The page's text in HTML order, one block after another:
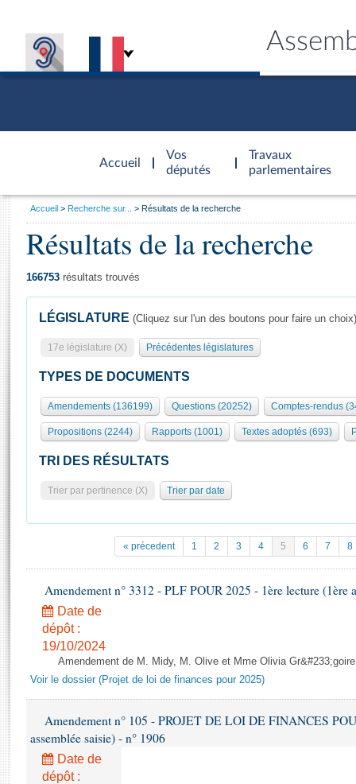
Accueil
d'accueil
Vos
députés
Travaux
parlementaires
Présidence
577 députés
Groupes politiques
Séance publique
Commissions et autres organes
Europe et International
Pétitions
Projets de loi
Propositions de loi
Amendements
Textes adoptés
Rapports d'enquête
Rapports législatifs
Rapports sur l'application des lois
Baromètre de l’application des lois
Général
Rôle et pouvoirs de l'Assemblée
Organisation de l'Assemblée
Présidence Conférence des Présidents Bureau Collège des
Statistiques et chiffres clés
Documents de référence
( Constitution | Règlement de l'Assemblée ... )
Histoire
Juniors
Anciennes législatures
Liens vers les sites publics
Visiter l'Assemblée
Visite virtuelle du palais Bourbon
Assister à une séance
La Bibliothèque
Contacts et plan d'accès
Photos libres de droit
Vous
Accueil Recherche sur... Résultats de la recherche
Résultats de la recherche
166753 résultats trouvés
LÉGISLATURE (Cliquez sur l'un des boutons pour faire un choix)
17e législature (X) Précédentes législatures
TYPES DE DOCUMENTS
Amendements (136199) Questions (20252) Comptes-rendus
Propositions (2244) Rapports (1001) Textes adoptés (693)
TRI DES RÉSULTATS
Trier par pertinence (X) Trier par date
« précedent 1 2 3 4 5 6 7 8
Amendement n° 3312 - PLF POUR 2025 - 1ère lecture (1ère
Date de
dépôt :
19/10/2024
Amendement de M. Midy, M. Olive et Mme Olivia
Voir le dossier (Projet de loi de finances pour 2025)
Amendement n° 105 - PROJET DE LOI DE FINANCES
assemblée saisie) - n° 1906
Date de
dépôt :